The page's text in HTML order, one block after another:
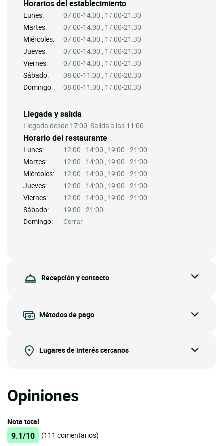
Horarios del establecimiento
Lunes:
07:00-14:00 , 17:00-21:30
Martes:
07:00-14:00 , 17:00-21:30
Miércoles:
07:00-14:00 , 17:00-21:30
Jueves:
07:00-14:00 , 17:00-21:30
Viernes:
07:00-14:00 , 17:00-21:30
Sábado:
08:00-11:00 , 17:00-20:30
Domingo:
08:00-11:00 , 17:00-20:30
Llegada y salida
Llegada desde 17:00, Salida a las 11:00
Horario del restaurante
Lunes:
12:00 - 14:00 , 19:00 - 21:00
Martes:
12:00 - 14:00 , 19:00 - 21:00
Miércoles:
12:00 - 14:00 , 19:00 - 21:00
Jueves:
12:00 - 14:00 , 19:00 - 21:00
Viernes:
12:00 - 14:00 , 19:00 - 21:00
Sábado:
19:00 - 21:00
Domingo:
Cerrar
Recepción y contacto
Métodos de pago
Lugares de interés cercanos
Opiniones
Nota total
9.1/10 (111 comentarios)